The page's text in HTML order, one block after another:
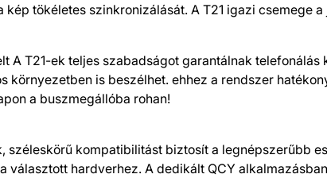
tökéletes szinkronizálását. A T21 igazi csemege
A T21-ek teljes szabadságot garantálnak
környezetben is beszélhet. ehhez a rendszer
a buszmegállóba rohan!
széleskörű kompatibilitást biztosít a legnépszerűbb
választott hardverhez. A dedikált QCY